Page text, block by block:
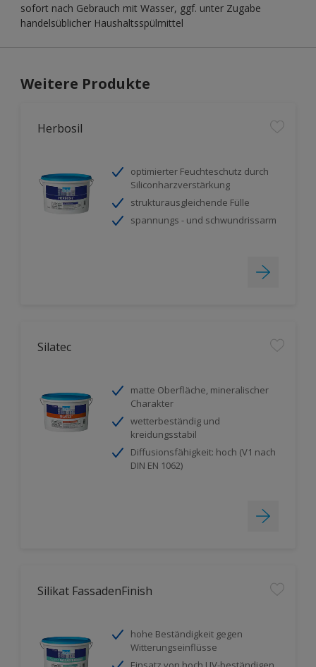
sofort nach Gebrauch mit Wasser, ggf. unter Zugabe
handelsüblicher Haushaltsspülmittel
Weitere Produkte
Herbosil
optimierter Feuchteschutz durch
Siliconharzverstärkung
strukturausgleichende Fülle
spannungs - und schwundrissarm
Silatec
matte Oberfläche, mineralischer
Charakter
wetterbeständig und
kreidungsstabil
Diffusionsfähigkeit: hoch (V1 nach
DIN EN 1062)
Silikat FassadenFinish
hohe Beständigkeit gegen
Witterungseinflüsse